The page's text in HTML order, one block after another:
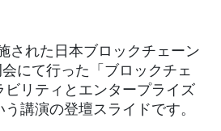
された日本ブロックチェーン
にて行った「ブロックチェ
ビリティとエンタープライズ
講演の登壇スライドです。